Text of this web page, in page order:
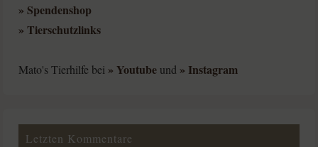
» Spendenshop
» Tierschutzlinks
Mato's Tierhilfe bei» Youtube und» Instagram
Letzten Kommentare